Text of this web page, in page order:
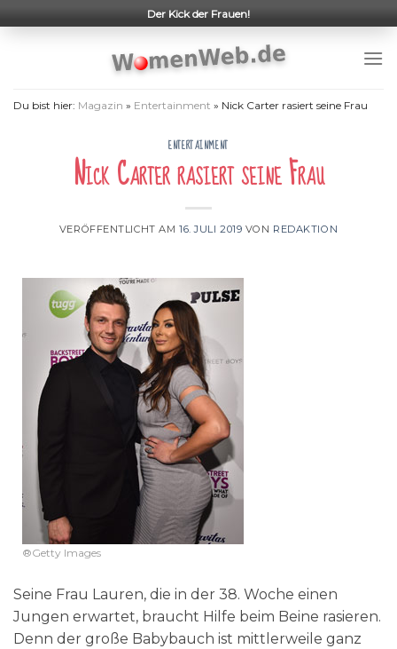
to
Der Kick der Frauen!
Du bist hier: Magazin » Entertainment » Nick Carter rasiert seine Frau
ENTERTAINMENT
Nick Carter rasiert seine Frau
VERÖFFENTLICHT AM 16. JULI 2019 VON REDAKTION
®Getty Images
Seine Frau Lauren, die in der 38. Woche einen
Jungen erwartet, braucht Hilfe beim Beine rasieren.
Denn der große Babybauch ist mittlerweile ganz